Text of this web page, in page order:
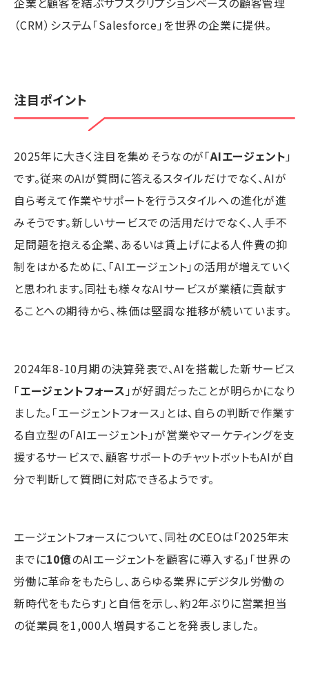
（CRM）システム「Salesforce」を世界の企業に提供。
注目ポイント
2025年に大きく注目を集めそうなのが「AIエージェント 」
です。従来のAIが質問に答えるスタイルだけでなく、AIが
自ら考えて作業やサポートを行うスタイルへの進化が進
みそうです。新しいサービスでの活用だけでなく、人手不
足問題を抱える企業、あるいは賃上げによる人件費の抑
制をはかるために、「AIエージェント」の活用が増えていく
と思われます。同社も様々なAIサービスが業績に貢献す
ることへの期待から、株価は堅調な推移が続いています。
2024年8-10月期の決算発表で、AIを搭載した新サービス
「エージェントフォース 」が好調だったことが明らかになり
ました。「エージェントフォース」とは、自らの判断で作業す
る自立型の「AIエージェント」が営業やマーケティングを支
援するサービスで、顧客サポートのチャットボットもAIが自
分で判断して質問に対応できるようです。
エージェントフォースについて、同社のCEOは「2025年末
までに10億のAIエージェントを顧客に導入する」「世界の
労働に革命をもたらし、あらゆる業界にデジタル労働の
新時代をもたらす」と自信を示し、約2年ぶりに営業担当
の従業員を1,000人増員することを発表しました。